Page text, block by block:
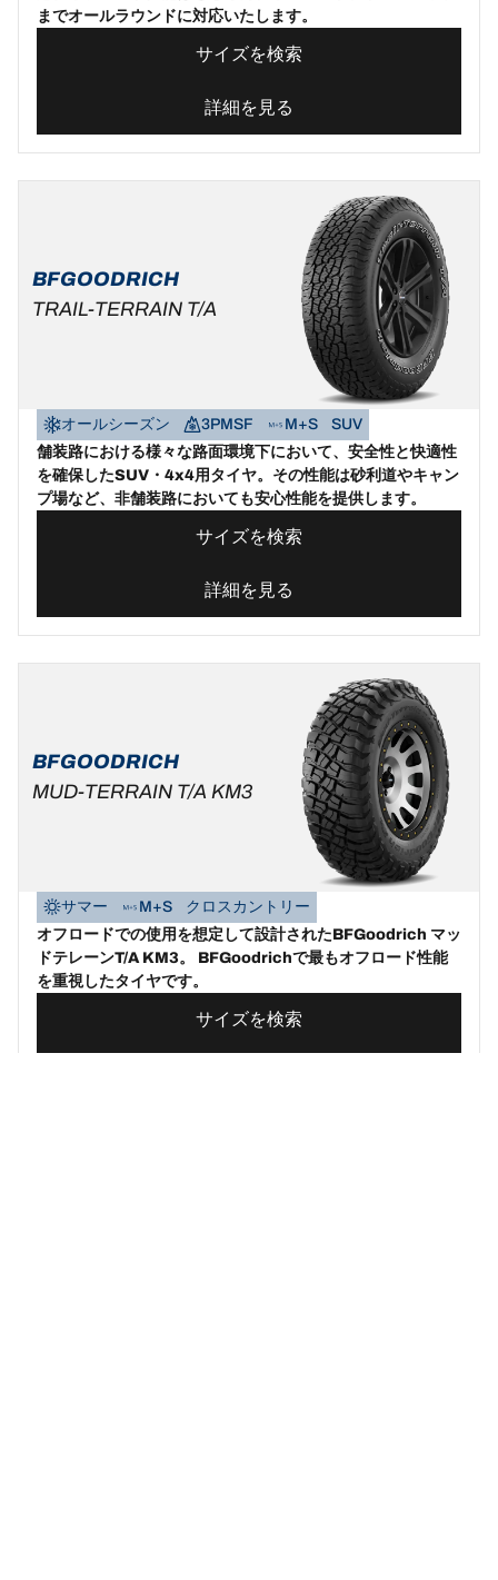
までオールラウンドに対応いたします。
サイズを検索
詳細を見る
BFGOODRICH
TRAIL-TERRAIN T/A
オールシーズン 3PMSF M+S
SUV
舗装路における様々な路面環境下において、安全性と快適性
を確保したSUV・4x4用タイヤ。その性能は砂利道やキャン
プ場など、非舗装路においても安心性能を提供します。
サイズを検索
詳細を見る
BFGOODRICH
MUD-TERRAIN T/A KM3
サマー M+S
クロスカントリー
オフロードでの使用を想定して設計されたBFGoodrich マッ
ドテレーンT/A KM3。 BFGoodrichで最もオフロード性能
を重視したタイヤです。
サイズを検索